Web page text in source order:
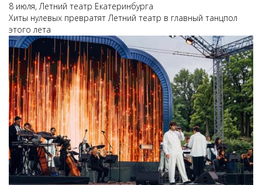
8 июля, Летний театр Екатеринбурга
Хиты нулевых превратят Летний театр в главный танцпол
этого лета